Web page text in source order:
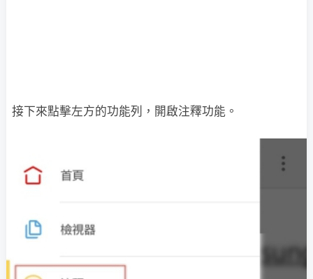
接下來點擊左方的功能列，開啟注釋功能。